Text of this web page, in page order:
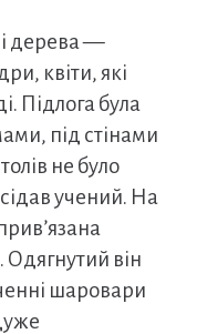
дерева —
квіти, які
Підлога була
під стінами
не було
учений. На
Одягнутий він
шаровари